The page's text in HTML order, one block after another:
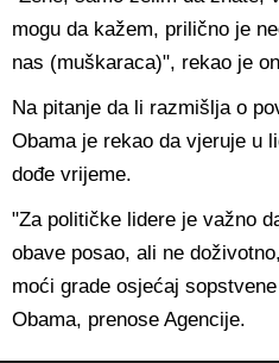
mogu da kažem, prilično je
nas (muškaraca)", rekao je
Na pitanje da li razmišlja o
Obama je rekao da vjeruje u
dođe vrijeme.
"Za političke lidere je važno
obave posao, ali ne
moći grade osjećaj
Obama, prenose Agencije.